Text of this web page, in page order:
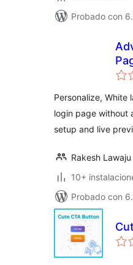
Probado con
Personalize, White
login page without
setup and live
Rakesh
10+
Probado con